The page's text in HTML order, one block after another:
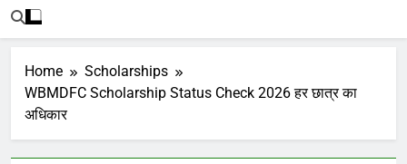
Home
Scholarships
WBMDFC Scholarship Status Check 2026 हर छात्र का
अधिकार